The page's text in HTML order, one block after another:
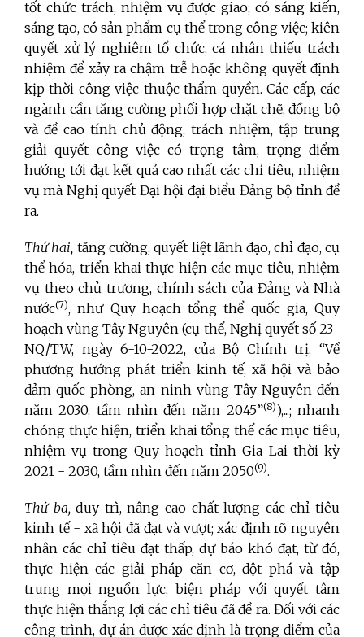
tốt chức trách, nhiệm vụ được giao; có sáng kiến,
sáng tạo, có sản phẩm cụ thể trong công việc; kiên
quyết xử lý nghiêm tổ chức, cá nhân thiếu trách
nhiệm để xảy ra chậm trễ hoặc không quyết định
kịp thời công việc thuộc thẩm quyền. Các cấp, các
ngành cần tăng cường phối hợp chặt chẽ, đồng bộ
và đề cao tính chủ động, trách nhiệm, tập trung
giải quyết công việc có trọng tâm, trọng điểm
hướng tới đạt kết quả cao nhất các chỉ tiêu, nhiệm
vụ mà Nghị quyết Đại hội đại biểu Đảng bộ tỉnh đề
ra.
Thứ hai, tăng cường, quyết liệt lãnh đạo, chỉ đạo, cụ
thể hóa, triển khai thực hiện các mục tiêu, nhiệm
vụ theo chủ trương, chính sách của Đảng và Nhà
nước(7), như Quy hoạch tổng thể quốc gia, Quy
hoạch vùng Tây Nguyên (cụ thể, Nghị quyết số 23-
NQ/TW, ngày 6-10-2022, của Bộ Chính trị, “Về
phương hướng phát triển kinh tế, xã hội và bảo
đảm quốc phòng, an ninh vùng Tây Nguyên đến
năm 2030, tầm nhìn đến năm 2045”(8)),...; nhanh
chóng thực hiện, triển khai tổng thể các mục tiêu,
nhiệm vụ trong Quy hoạch tỉnh Gia Lai thời kỳ
2021 - 2030, tầm nhìn đến năm 2050(9).
Thứ ba, duy trì, nâng cao chất lượng các chỉ tiêu
kinh tế - xã hội đã đạt và vượt; xác định rõ nguyên
nhân các chỉ tiêu đạt thấp, dự báo khó đạt, từ đó,
thực hiện các giải pháp căn cơ, đột phá và tập
trung mọi nguồn lực, biện pháp với quyết tâm
thực hiện thắng lợi các chỉ tiêu đã đề ra. Đối với các
công trình, dự án được xác định là trọng điểm của